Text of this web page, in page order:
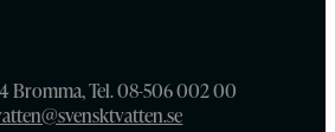
Bromma, Tel. 08-506 002 00